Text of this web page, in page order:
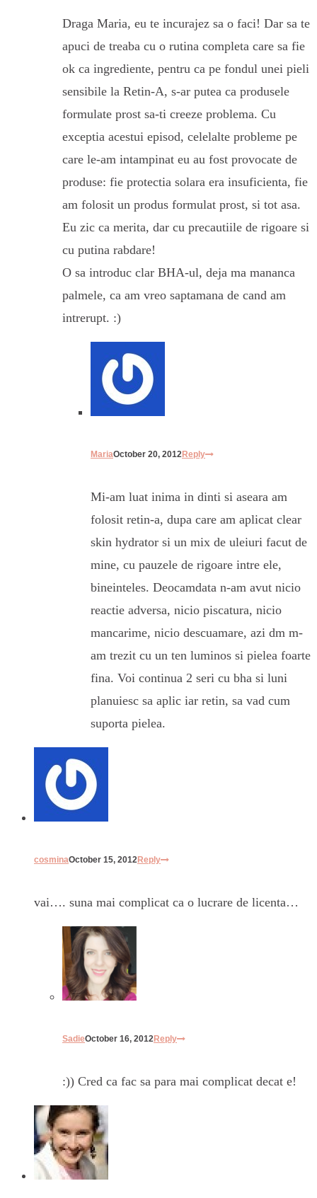
Draga Maria, eu te incurajez sa o faci! Dar sa te
apuci de treaba cu o rutina completa care sa fie
ok ca ingrediente, pentru ca pe fondul unei pieli
sensibile la Retin-A, s-ar putea ca produsele
formulate prost sa-ti creeze problema. Cu
exceptia acestui episod, celelalte probleme pe
care le-am intampinat eu au fost provocate de
produse: fie protectia solara era insuficienta, fie
am folosit un produs formulat prost, si tot asa.
Eu zic ca merita, dar cu precautiile de rigoare si
cu putina rabdare!
O sa introduc clar BHA-ul, deja ma mananca
palmele, ca am vreo saptamana de cand am
intrerupt. :)
MariaOctober 20, 2012Reply
Mi-am luat inima in dinti si aseara am
folosit retin-a, dupa care am aplicat clear
skin hydrator si un mix de uleiuri facut de
mine, cu pauzele de rigoare intre ele,
bineinteles. Deocamdata n-am avut nicio
reactie adversa, nicio piscatura, nicio
mancarime, nicio descuamare, azi dm m-
am trezit cu un ten luminos si pielea foarte
fina. Voi continua 2 seri cu bha si luni
planuiesc sa aplic iar retin, sa vad cum
suporta pielea.
cosminaOctober 15, 2012Reply
vai…. suna mai complicat ca o lucrare de licenta…
SadieOctober 16, 2012Reply
:)) Cred ca fac sa para mai complicat decat e!